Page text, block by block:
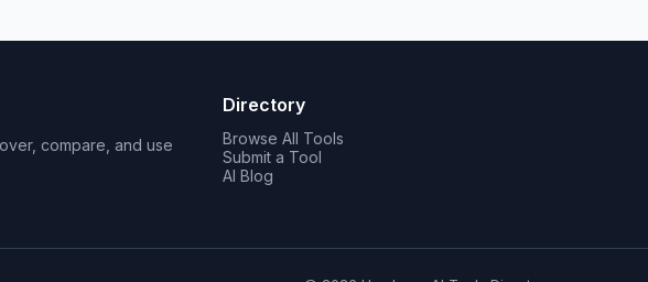
compare, and use
Directory
Browse All Tools
Submit a Tool
AI Blog